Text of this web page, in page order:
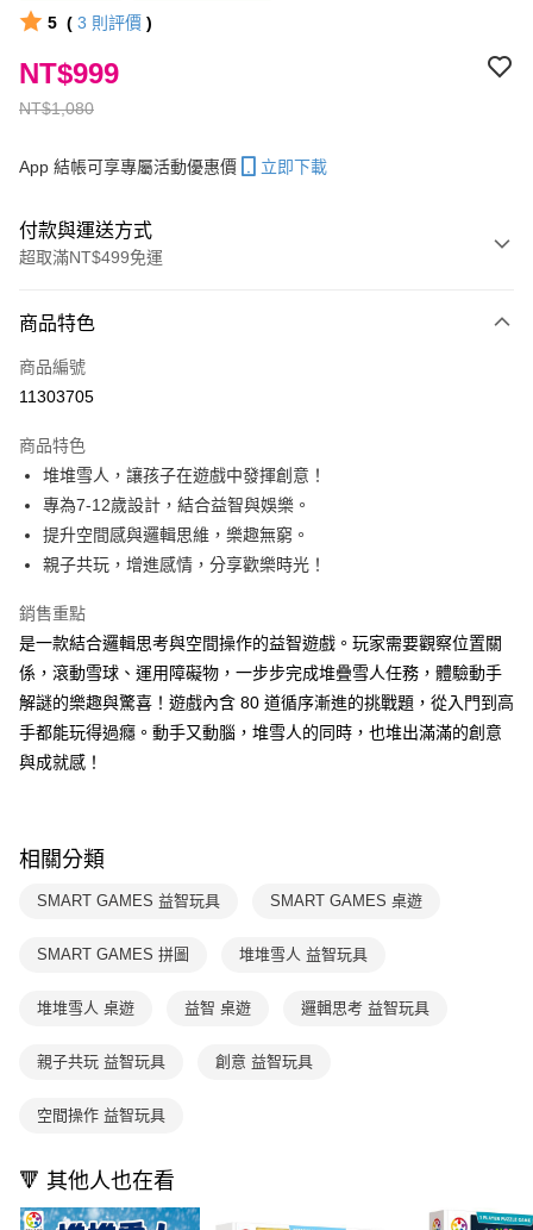
5 ( 3 則評價 )
NT$1,080
NT$999
App 結帳可享專屬活動優惠價 立即下載
付款與運送方式
超取滿NT$499免運
信用卡一次付款
LINE Pay
大哥付你分期
相關說明
【大哥付你分期使用說明】
1.本服務由台灣大哥大提供，台灣大哥大用戶可立即使用無須另外申請。
2.付款方式選擇「大哥付你分期」，訂單成立後會自動跳轉到大哥付的交易
成交易。
3.實際核准額度、可分期數及費用金額請依後續交易確認頁面所載為準。
4.訂單成立30分鐘內，如未前往確認交易或遇審核未通過，訂單將自動取
消。如遇「轉專審核」未通過狀況，表示未達大哥付你分期系統評分，恕無
法說明評估內容。
1.分期款項不併入電信帳單，「大哥付你分期」於每月結算日後寄送繳費提
醒簡訊。
【注意事項】
1.本服務係由「台灣大哥大股份有限公司」（以下簡稱本公司）所提供，讓
用戶於交易時，得透過本服務購買商品或服務，並由商店將買賣／分期付款
買賣價金債權讓與本公司後，依約使用本公司帳單繳交帳款。
資料（包含姓名、電話或地址）提供予台灣大哥大進項蒐集、處理及利用，
3.完整用戶服務條款，請詳閱以下連結：
https://oppay.tw/userRule
AFTEE先享後付
相關說明
AFTEE先享後付是「在收到商品之後才付款」的支付方式。 讓您購物簡單
便利好安心！
１．簡單：不需註冊會員、不需綁卡、不需儲值。
２．便利：只要手機號碼，簡訊認證，即可結帳。
３．安心：先確認商品／服務後，再付款。
１．於結帳方式選擇「AFTEE先享後付」後，將跳轉至「AFTEE先享後付」
ATM／網路銀行／等多元方式進行付款，方視為交易完成。
購買商品的店家。未經商家同意取消之訂單仍視為有效，需透過AFTEE先享
是否繳費成功／繳費後需取消欲退款等相關疑問，請聯繫「AFTEE先享後付
易，需依本服務之必要範圍內提供個人資料，並將交易相關給付款項請求債
２．關於個人資料處理事宜，請瀏覽以下網址：
「AFTEE先享後付」，若未經同意申辦者引起之損失，本公司不負相關責
４．使用「AFTEE先享後付」時，將依據個別帳號之用戶狀況，依本公司即
ATM付款
運送方式
付款後全家取貨｜8/8-8/14運費優惠，結帳滿499即享免運。
每筆NT$70，滿NT$499(含以上)免運費
國內宅配/郵寄 (不適用離島、海外及郵局i郵箱)
每筆NT$70，滿NT$800(含以上)免運費
離島宅配（澎湖、金門、馬祖、小琉球；不適用於郵局i郵箱）
商品特色
商品編號
11303705
商品特色
堆堆雪人，讓孩子在遊戲中發揮創意！
專為7-12歲設計，結合益智與娛樂。
提升空間感與邏輯思維，樂趣無窮。
親子共玩，增進感情，分享歡樂時光！
銷售重點
是一款結合邏輯思考與空間操作的益智遊戲。玩家需要觀察位置關
係，滾動雪球、運用障礙物，一步步完成堆疊雪人任務，體驗動手
解謎的樂趣與驚喜！遊戲內含 80 道循序漸進的挑戰題，從入門到高
手都能玩得過癮。動手又動腦，堆雪人的同時，也堆出滿滿的創意
與成就感！
相關分類
SMART GAMES 益智玩具 SMART GAMES 桌遊
SMART GAMES 拼圖 堆堆雪人 益智玩具
堆堆雪人 桌遊 益智 桌遊 邏輯思考 益智玩具
親子共玩 益智玩具 創意 益智玩具
空間操作 益智玩具
🔻 其他人也在看